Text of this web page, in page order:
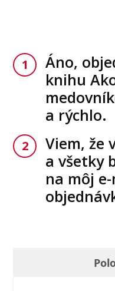
1
Áno,
knihu
a rýchlo.
2
Viem, že
a všetky
na môj